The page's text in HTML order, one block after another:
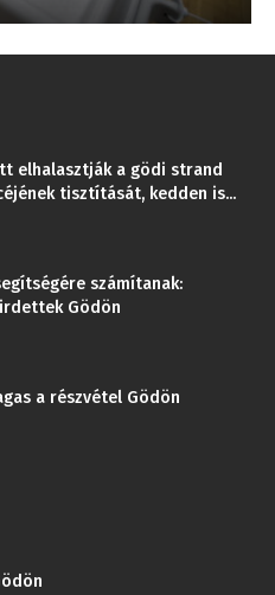
elhalasztják a gödi strand
tisztítását, kedden is...
számítanak:
Gödön
a részvétel Gödön